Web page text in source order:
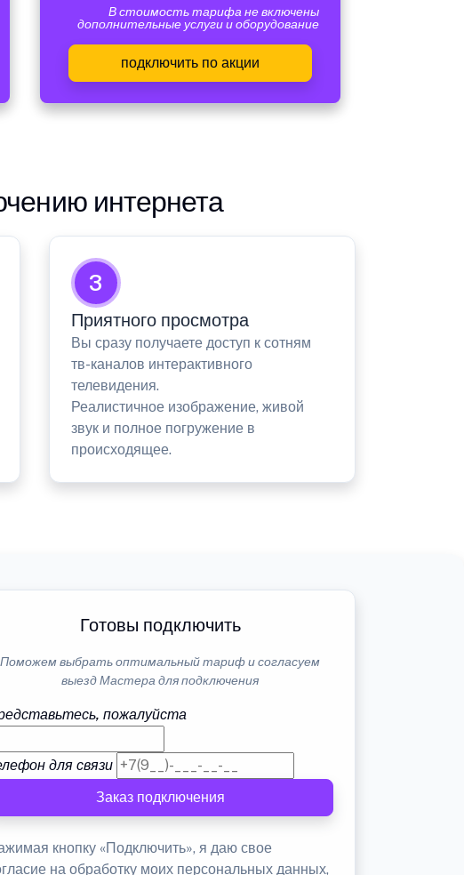
В стоимость тарифа не включены
дополнительные услуги и оборудование
подключить по акции
интернета
3
Приятного просмотра
Вы сразу получаете доступ к сотням
тв-каналов интерактивного
телевидения.
Реалистичное изображение, живой
звук и полное погружение в
происходящее.
Готовы подключить
Поможем выбрать оптимальный тариф и согласуем
выезд Мастера для подключения
пожалуйста
для связи
Заказ подключения
кнопку «Подключить», я даю свое
на обработку моих персональных данных,